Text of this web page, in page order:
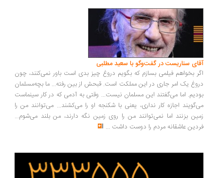
آقای سناریست در گفت‌وگو با سعید مطلبی
اگر بخواهم فیلمی بسازم که بگویم دروغ چیز بدی است باور نمی‌کنند، چون
دروغ یک امر جاری در این مملکت است. قبحش از بین رفته... ما بچه‌مسلمان
بودیم. اما می‌گفتند این مسلمان نیست... وقتی به آدمی که در کار سینماست
می‌گویند اجازه کار نداری، یعنی با شکنجه او را می‌کشند... می‌توانند من را
زمین بزنند اما نمی‌توانند من را روی زمین نگه دارند، من بلند می‌شوم...
فردین عاشقانه مردم را دوست داشت ...